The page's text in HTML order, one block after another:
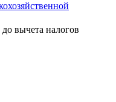
до вычета налогов